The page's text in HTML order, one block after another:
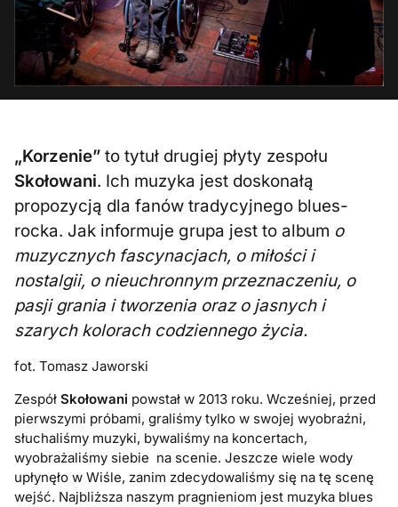
„Korzenie” to tytuł drugiej płyty zespołu
Skołowani. Ich muzyka jest doskonałą
propozycją dla fanów tradycyjnego blues-
rocka. Jak informuje grupa jest to album o
muzycznych fascynacjach, o miłości i
nostalgii, o nieuchronnym przeznaczeniu, o
pasji grania i tworzenia oraz o jasnych i
szarych kolorach codziennego życia.
fot. Tomasz Jaworski
ZespółSkołowani powstał w 2013 roku. Wcześniej, przed
pierwszymi próbami, graliśmy tylko w swojej wyobraźni,
słuchaliśmy muzyki, bywaliśmy na koncertach,
wyobrażaliśmy siebie na scenie. Jeszcze wiele wody
upłynęło w Wiśle, zanim zdecydowaliśmy się na tę scenę
wejść. Najbliższa naszym pragnieniom jest muzyka blues